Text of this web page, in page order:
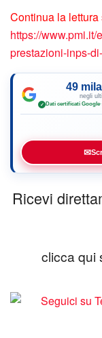
Continua la
https://
prestazioni-inps-
49
negli
✓ Dati certificati Google·
✉
Ricevi
clicca qui